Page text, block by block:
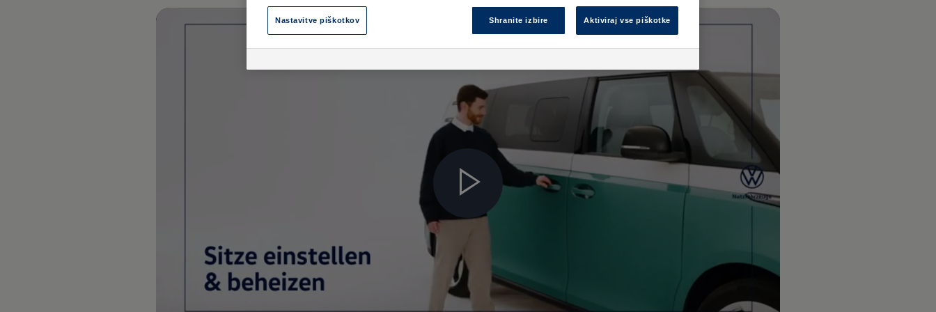
Nastavitve piškotkov Shranite izbire Aktiviraj vse piškotke